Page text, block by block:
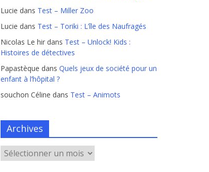
Lucie dans Test – Miller Zoo
Lucie dans Test – Toriki : L’île des Naufragés
Nicolas Le hir dans Test – Unlock! Kids :
Histoires de détectives
Papastèque dans Quels jeux de société pour un
enfant à l’hôpital ?
souchon Céline dans Test – Animots
Archives